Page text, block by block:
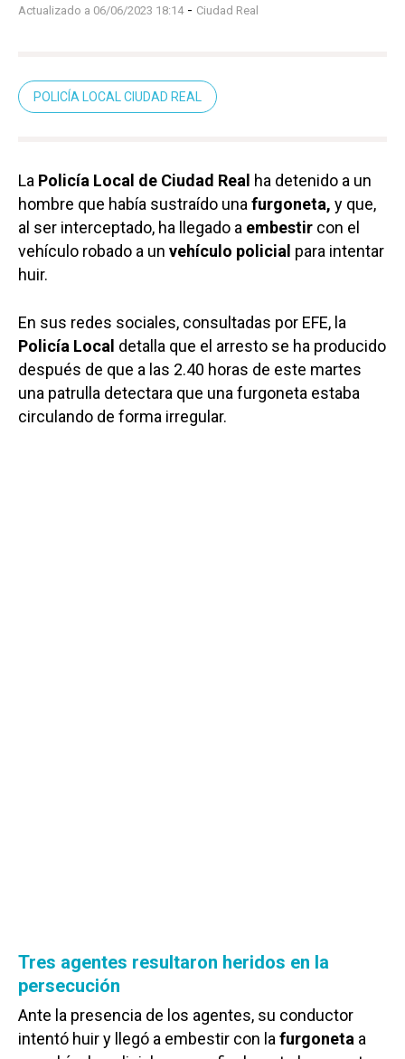
Actualizado a 06/06/2023 18:14- Ciudad Real
POLICÍA LOCAL CIUDAD REAL
La Policía Local de Ciudad Real ha detenido a un
hombre que había sustraído una furgoneta, y que,
al ser interceptado, ha llegado a embestir con el
vehículo robado a un vehículo policial para intentar
huir.
En sus redes sociales, consultadas por EFE, la
Policía Local detalla que el arresto se ha producido
después de que a las 2.40 horas de este martes
una patrulla detectara que una furgoneta estaba
circulando de forma irregular.
Tres agentes resultaron heridos en la
persecución
Ante la presencia de los agentes, su conductor
intentó huir y llegó a embestir con la furgoneta a